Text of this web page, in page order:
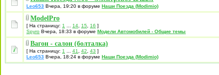
Leo653 Вчера, 19:20 в форуме Наши Поезда (Modimio)
ModelPro
[ На страницу: 1 14 15 16 ]
Spyro Вчера, 18:33 в форуме Модели Автомобилей - Общие темы
Вагон - салон (болталка)
[ На страницу: 1 41 42 43 ]
Leo653 Вчера, 18:24 в форуме Наши Поезда (Modimio)